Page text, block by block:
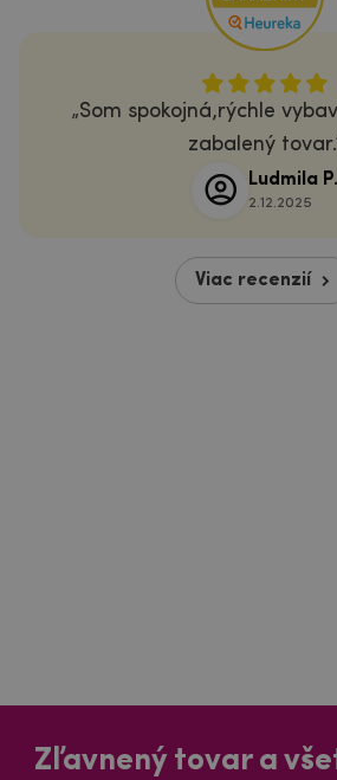
Som spokojná,rýchle
zabalený tovar.
Ludmila P.
2.12.2025
Viac recenzií
Zľavnený tovar a